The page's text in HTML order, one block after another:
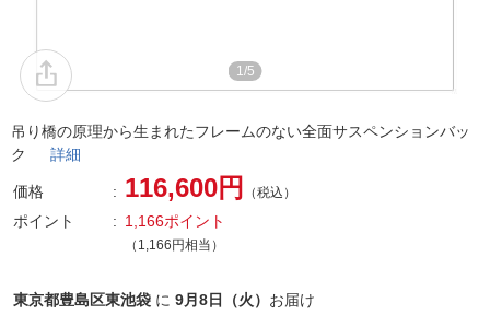
1/5
吊り橋の原理から生まれたフレームのない全面サスペンションバッ
ク 詳細
価格 116,600円 （税込）
ポイント 1,166ポイント
（1,166円相当）
東京都豊島区東池袋 に 9月8日（火） お届け